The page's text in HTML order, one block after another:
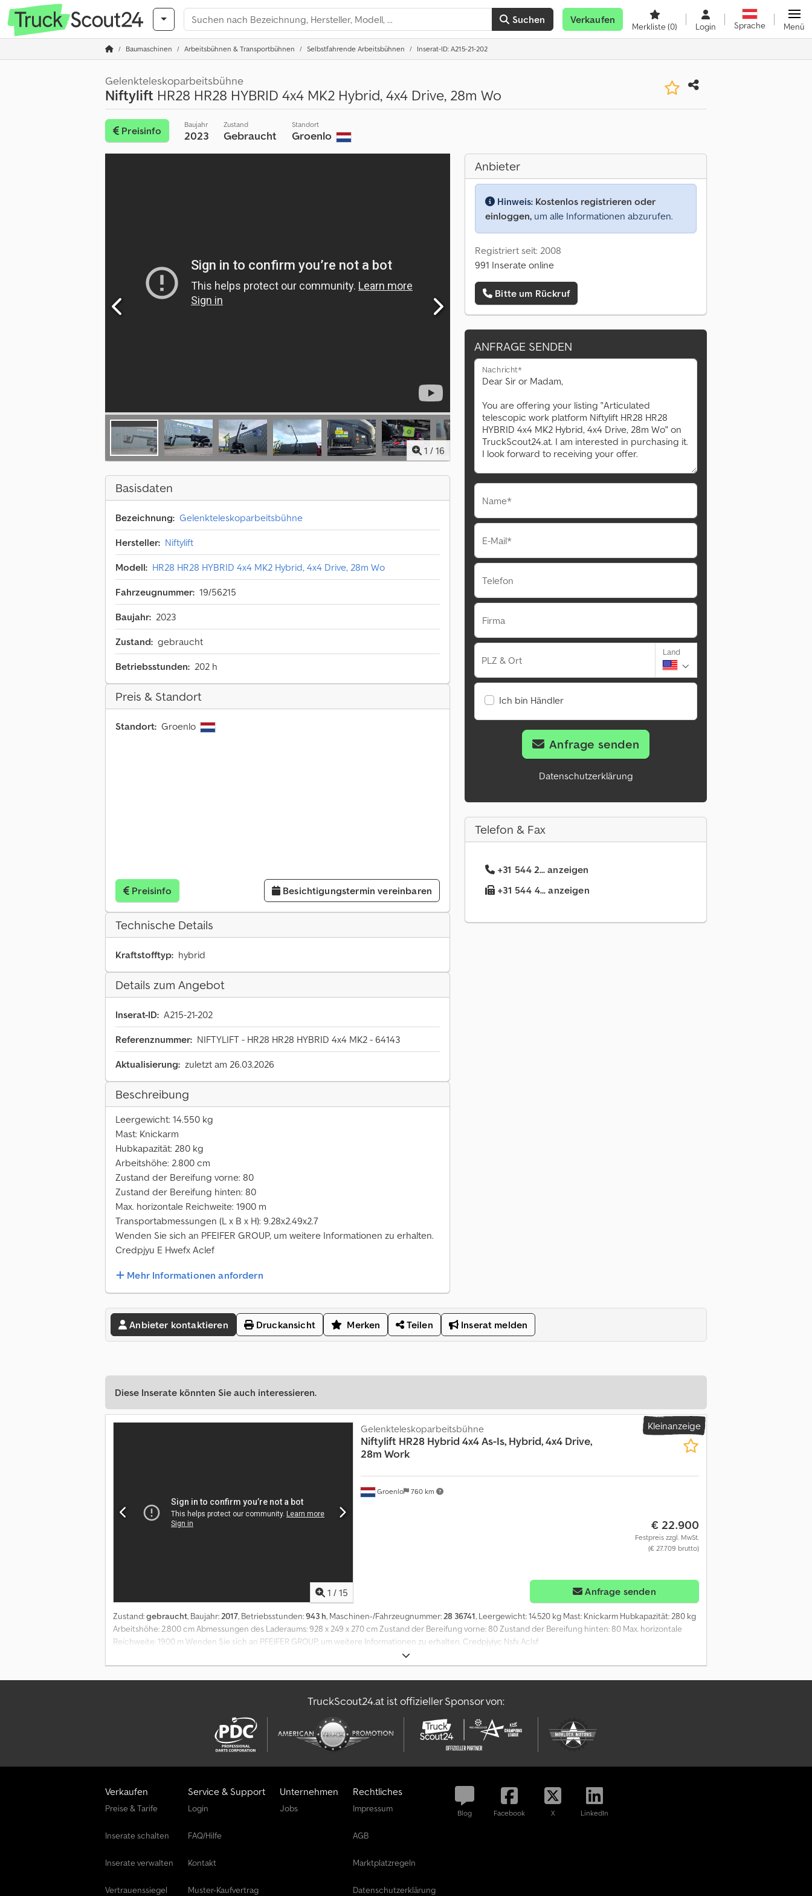
Suchen Verkaufen
Merkliste(0) Login Sprache Menü
Baumaschinen Arbeitsbühnen & Transportbühnen Selbstfahrende Arbeitsbühnen Inserat-ID: A215-21-202
Gelenkteleskoparbeitsbühne
Niftylift HR28 HR28 HYBRID 4x4 MK2 Hybrid, 4x4 Drive, 28m Wo
Preisinfo
Baujahr
2023
Zustand
Gebraucht
Standort
Groenlo
1 / 16
Basisdaten
Bezeichnung: Gelenkteleskoparbeitsbühne
Hersteller: Niftylift
Modell: HR28 HR28 HYBRID 4x4 MK2 Hybrid, 4x4 Drive, 28m Wo
Fahrzeugnummer: 19/56215
Baujahr: 2023
Zustand: gebraucht
Betriebsstunden: 202 h
Preis & Standort
Standort: Groenlo
Preisinfo Besichtigungstermin vereinbaren
Technische Details
Kraftstofftyp: hybrid
Details zum Angebot
Inserat-ID: A215-21-202
Referenznummer: NIFTYLIFT - HR28 HR28 HYBRID 4x4 MK2 - 64143
Aktualisierung: zuletzt am 26.03.2026
Beschreibung
Leergewicht: 14.550 kg
Mast: Knickarm
Hubkapazität: 280 kg
Arbeitshöhe: 2.800 cm
Zustand der Bereifung vorne: 80
Zustand der Bereifung hinten: 80
Max. horizontale Reichweite: 1900 m
Transportabmessungen (L x B x H): 9.28x2.49x2.7
Wenden Sie sich an PFEIFER GROUP, um weitere Informationen zu erhalten.
Credpjyu E Hwefx Aclef
Mehr Informationen anfordern
Anbieter
Hinweis: Kostenlos registrieren oder
einloggen, um alle Informationen abzurufen.
Registriert seit: 2008
991 Inserate online
Bitte um Rückruf
ANFRAGE SENDEN
Nachricht*
Name*
E-Mail*
Telefon
Firma
PLZ & Ort
Land
Ich bin Händler
Anfrage senden
Datenschutzerklärung
Telefon & Fax
+31 544 2... anzeigen
+31 544 4... anzeigen
Anbieter kontaktieren Druckansicht Merken Teilen Inserat melden
Diese Inserate könnten Sie auch interessieren.
Kleinanzeige
1 / 15
Groenlo 760 km
Gelenkteleskoparbeitsbühne
Niftylift HR28 Hybrid 4x4 As-Is, Hybrid, 4x4 Drive,
28m Work
€ 22.900
Festpreis zzgl. MwSt.
(€ 27.709 brutto)
Anfrage senden
Zustand:gebraucht, Baujahr:2017, Betriebsstunden:943 h, Maschinen-/Fahrzeugnummer:28 36741, Leergewicht: 14.520 kg Mast: Knickarm Hubkapazität: 280 kg
Arbeitshöhe: 2.800 cm Abmessungen des Laderaums: 928 x 249 x 270 cm Zustand der Bereifung vorne: 80 Zustand der Bereifung hinten: 80 Max. horizontale
Reichweite: 1900 m Wenden Sie sich an PFEIFER GROUP, um weitere Informationen zu erhalten. Credpjyiyc Nsfx Aclsf
TruckScout24.at ist offizieller Sponsor von:
Verkaufen
Preise & Tarife
Inserate schalten
Inserate verwalten
Vertrauenssiegel
Service & Support
Login
FAQ/Hilfe
Kontakt
Muster-Kaufvertrag
Unternehmen
Jobs
Rechtliches
Impressum
AGB
Marktplatzregeln
Datenschutzerklärung
Blog Facebook X LinkedIn